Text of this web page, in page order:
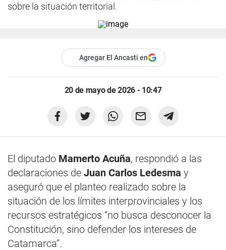
sobre la situación territorial.
Agregar El Ancasti en
20 de mayo de 2026 - 10:47
El diputado Mamerto Acuña, respondió a las
declaraciones de Juan Carlos Ledesma y
aseguró que el planteo realizado sobre la
situación de los límites interprovinciales y los
recursos estratégicos “no busca desconocer la
Constitución, sino defender los intereses de
Catamarca”.